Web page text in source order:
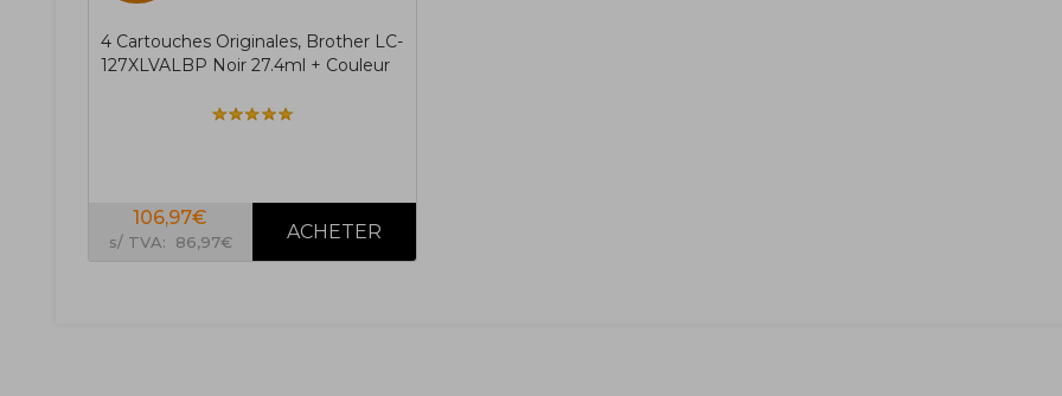
4 Cartouches Originales, Brother LC-
127XLVALBP Noir 27.4ml + Couleur
106,97€
s/ TVA: 86,97€